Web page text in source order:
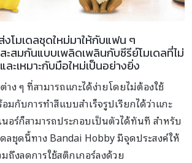
โมเดลชุดใหม่มาให้กับแฟน ๆ
ะสมกันแบบเพลิดเพลินกับซีรีย์โมเดลที่ไม่
ะเหมาะกับมือใหม่เป็นอย่างยิ่ง
ง ๆ ที่สามารถแกะได้ง่ายโดยไม่ต้องใช้
มกับการทำสีแบบสำเร็จรูปเรียกได้ว่าแกะ
อร์ก็สามารถประกอบเป็นตัวได้ทันที สำหรับ
ลชุดนี้ทาง Bandai Hobby มีจุดประสงค์ให้
ถึงลดการใช้สติกเกอร์ลงด้วย